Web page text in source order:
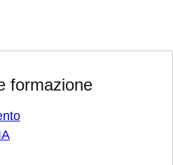
formazione